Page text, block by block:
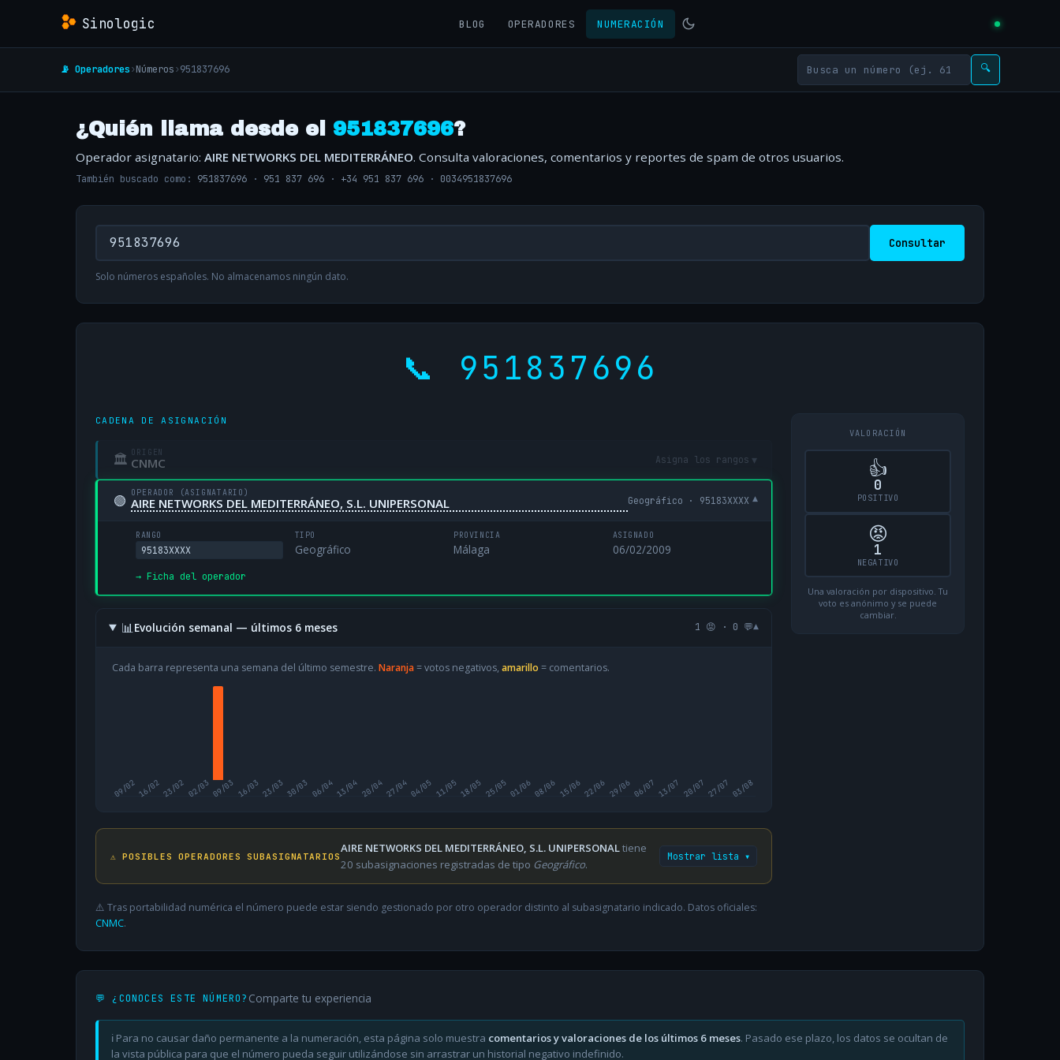
Sinologic BLOG OPERADORES NUMERACIÓN
📡 Operadores›Números›951837696 🔍
¿Quién llama desde el 951837696?
Operador asignatario: AIRE NETWORKS DEL MEDITERRÁNEO. Consulta valoraciones, comentarios y reportes de spam de otros usuarios.
También buscado como: 951837696 · 951 837 696 · +34 951 837 696 · 0034951837696
Consultar
Solo números españoles. No almacenamos ningún dato.
📞 951837696
CADENA DE ASIGNACIÓN
🏛 ORIGEN
CNMC Asigna los rangos ▾
🟢 OPERADOR (ASIGNATARIO)
AIRE NETWORKS DEL MEDITERRÁNEO, S.L. UNIPERSONAL Geográfico · 95183XXXX ▾
RANGO
95183XXXX
TIPO
Geográfico
PROVINCIA
Málaga
ASIGNADO
06/02/2009
→ Ficha del operador
📊Evolución semanal — últimos 6 meses 1 😡 · 0 💬▾
Cada barra representa una semana del último semestre. Naranja= votos negativos, amarillo = comentarios.
09/0216/0223/02 02/03 09/03 16/03 23/03 30/03 06/0413/04 20/0427/0404/05 11/0518/05 25/0501/0608/06 15/0622/06 29/0606/07 13/07 20/07 27/07 03/08
⚠️ POSIBLES OPERADORES SUBASIGNATARIOS
AIRE NETWORKS DEL MEDITERRÁNEO, S.L. UNIPERSONALtiene
20 subasignaciones registradas de tipo Geográfico.
Mostrar lista ▾
⚠️ Tras portabilidad numérica el número puede estar siendo gestionado por otro operador distinto al subasignatario indicado. Datos oficiales:
CNMC.
VALORACIÓN
👍
0
POSITIVO
😡
1
NEGATIVO
Una valoración por dispositivo. Tu
voto es anónimo y se puede
cambiar.
💬 ¿CONOCES ESTE NÚMERO? Comparte tu experiencia
ℹ️ Para no causar daño permanente a la numeración, esta página solo muestra comentarios y valoraciones de los últimos 6 meses. Pasado ese plazo, los datos se ocultan de
la vista pública para que el número pueda seguir utilizándose sin arrastrar un historial negativo indefinido.